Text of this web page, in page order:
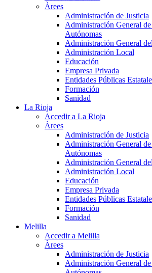
Àrees
Administración de Justicia
Administración General
Autónomas
Administración General
Administración Local
Educación
Empresa Privada
Entidades Públicas
Formación
Sanidad
La Rioja
Accedir a La Rioja
Àrees
Administración de Justicia
Administración General
Autónomas
Administración General
Administración Local
Educación
Empresa Privada
Entidades Públicas
Formación
Sanidad
Melilla
Accedir a Melilla
Àrees
Administración de Justicia
Administración General